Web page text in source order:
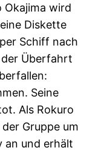
Okajima wird
Diskette
Schiff nach
Überfahrt
Seine
Als Rokuro
Gruppe um
an und erhält